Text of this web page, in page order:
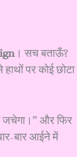
। सच बताऊँ?
पर कोई छोटा
जचेगा।” और फिर
बार आईने में